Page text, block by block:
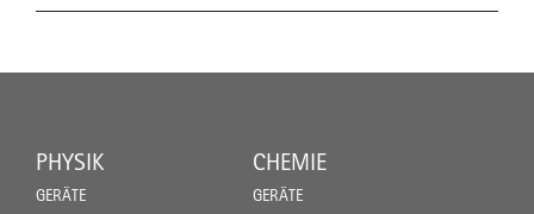
PHYSIK
GERÄTE
CHEMIE
GERÄTE